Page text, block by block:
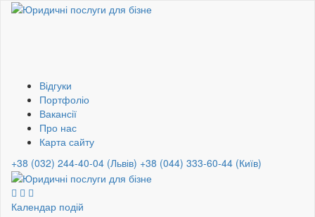
Відгуки
Портфоліо
Вакансії
Про нас
Карта сайту
+38 (032) 244-40-04 (Львів) +38 (044) 333-60-44 (Київ)
Календар подій